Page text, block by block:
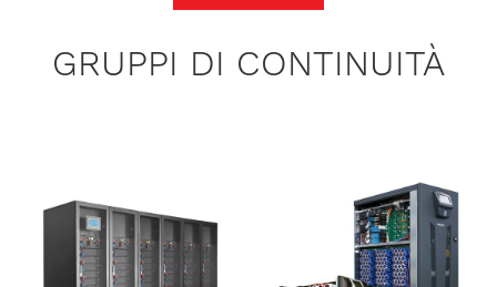
GRUPPI DI CONTINUITÀ